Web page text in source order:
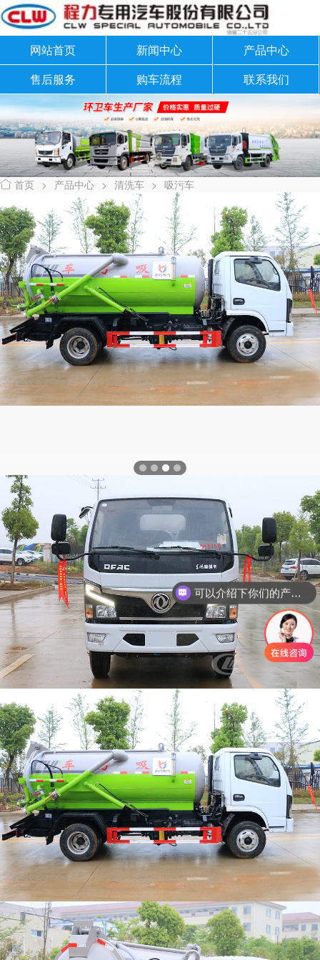
网站首页 新闻中心
产品中心
售后服务
购车流程 联系我们
 首页 > 产品中心 > 清洗车 > 吸污车
可以介绍下你们的产品么